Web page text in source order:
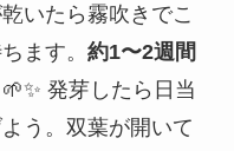
いたら霧吹きでこ
ます。 約1〜2週間
発芽したら日当
う。双葉が開いて